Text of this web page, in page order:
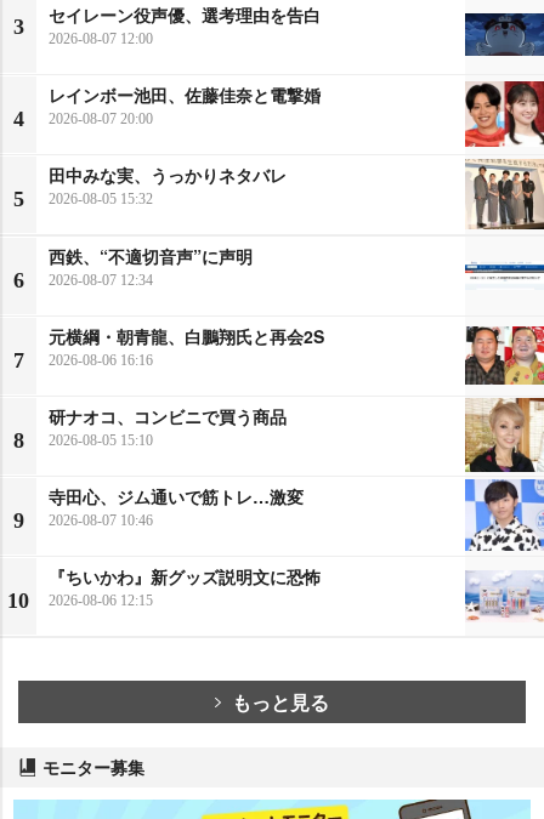
3
セイレーン役声優、選考理由を告白
2026-08-07 12:00
4
レインボー池田、佐藤佳奈と電撃婚
2026-08-07 20:00
5
田中みな実、うっかりネタバレ
2026-08-05 15:32
6
西鉄、“不適切音声”に声明
2026-08-07 12:34
7
元横綱・朝青龍、白鵬翔氏と再会2S
2026-08-06 16:16
8
研ナオコ、コンビニで買う商品
2026-08-05 15:10
9
寺田心、ジム通いで筋トレ…激変
2026-08-07 10:46
10
『ちいかわ』新グッズ説明文に恐怖
2026-08-06 12:15
もっと見る
モニター募集